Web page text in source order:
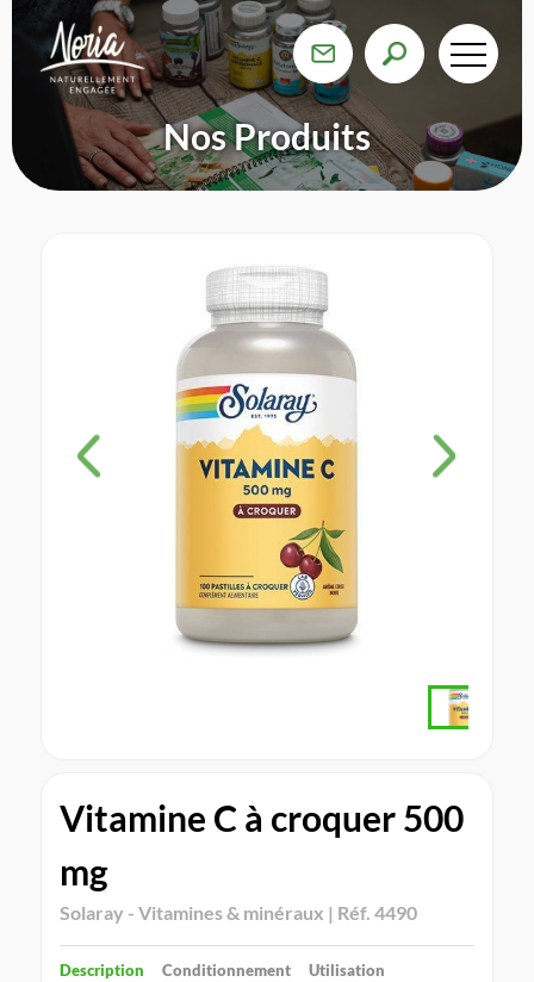
Nos Produits
Vitamine C à croquer 500
mg
Solaray - Vitamines & minéraux | Réf. 4490
Description Conditionnement Utilisation